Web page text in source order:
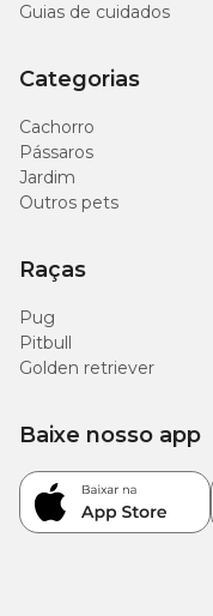
Guias de cuidados
Categorias
Cachorro
Pássaros
Jardim
Outros pets
Raças
Pug
Pitbull
Golden retriever
Baixe nosso app